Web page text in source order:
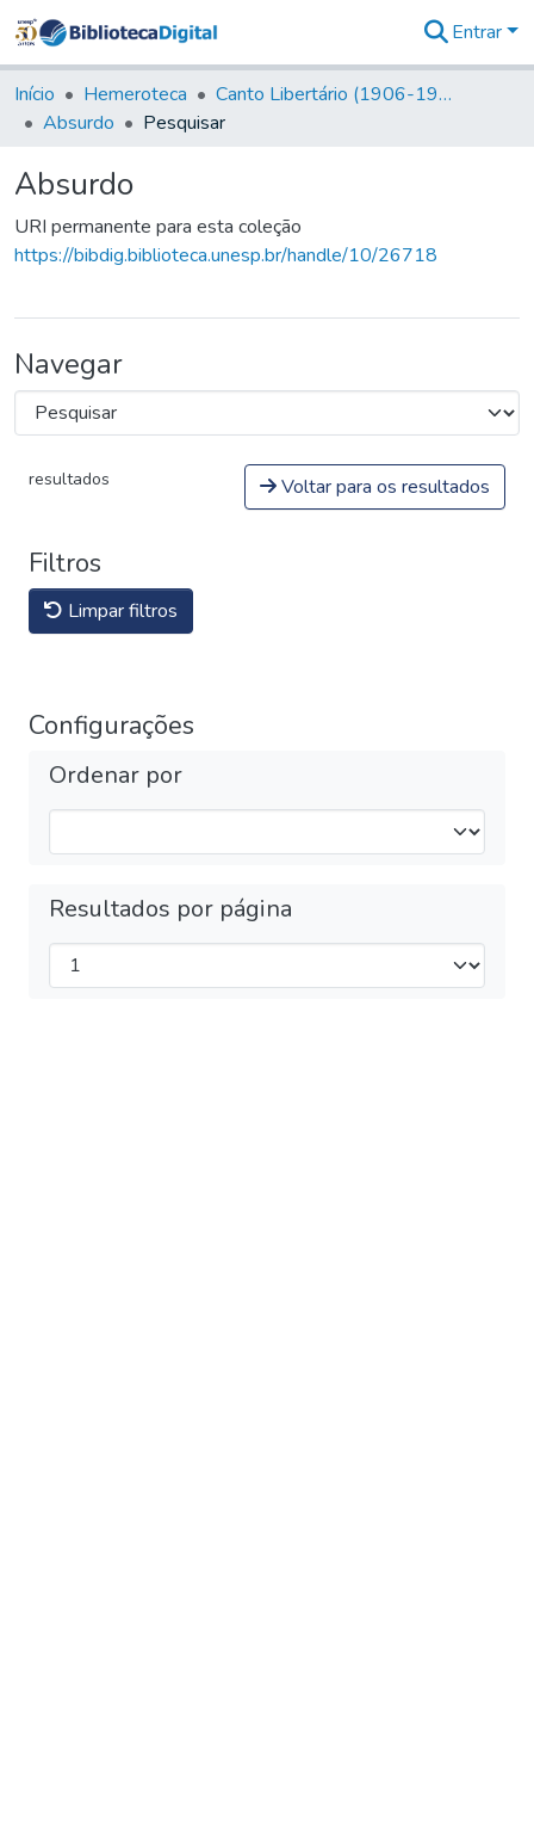
&
Coleções
Estatísticas
Entrar
Início Hemeroteca
Canto Libertário (1906-1995)
Absurdo
Pesquisar
Absurdo
URI permanente para esta coleção
https://bibdig.biblioteca.unesp.br/handle/10/26718
Navegar
resultados Voltar para os resultados
Filtros
Limpar filtros
Configurações
Ordenar por
Resultados por página